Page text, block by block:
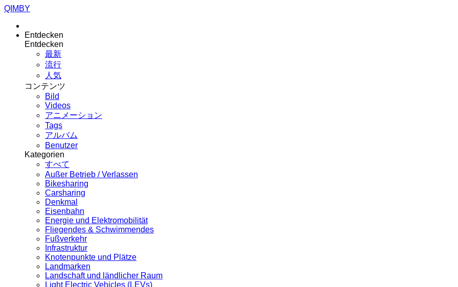
QIMBY
Entdecken
Entdecken
最新
流行
人気
コンテンツ
Bild
Videos
アニメーション
Tags
アルバム
Benutzer
Kategorien
すべて
Außer Betrieb / Verlassen
Bikesharing
Carsharing
Denkmal
Eisenbahn
Energie und Elektromobilität
Fliegendes & Schwimmendes
Fußverkehr
Infrastruktur
Knotenpunkte und Plätze
Landmarken
Landschaft und ländlicher Raum
Light Electric Vehicles (LEVs)